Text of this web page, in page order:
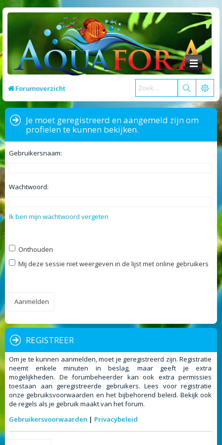
Forumoverzicht
Je moet geregistreerd en aangemeld zijn om
profielen te kunnen bekijken.
Gebruikersnaam:
Wachtwoord:
Ik ben mijn wachtwoord vergeten
Onthouden
Mij deze sessie niet weergeven in de lijst met online gebruikers
REGISTREER
Om je te kunnen aanmelden, moet je geregistreerd zijn. Registratie
neemt enkele minuten in beslag, maar geeft je extra
mogelijkheden. De forumbeheerder kan ook extra permissies
toestaan aan geregistreerde gebruikers. Lees voor registratie
onze gebruiksvoorwaarden en het bijbehorend beleid. Bekijk ook
de regels als je gebruik maakt van het forum.
Gebruikersvoorwaarden | Privacybeleid